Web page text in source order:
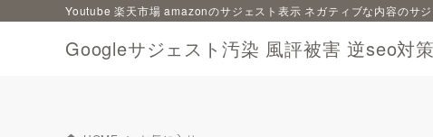
Googleサジェスト汚染 風評被害 逆seo対策
Youtube 楽天市場 amazonのサジェスト表示 ネガティブな内容のサジ